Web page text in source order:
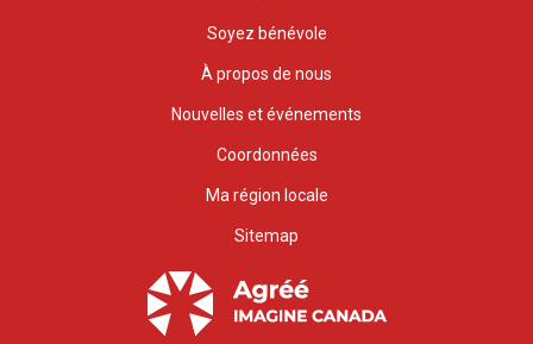
Soyez bénévole
À propos de nous
Nouvelles et événements
Coordonnées
Ma région locale
Sitemap